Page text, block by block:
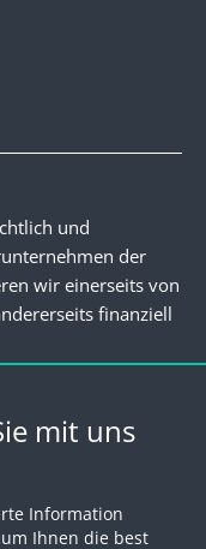
und
der
wir einerseits von
finanziell
mit uns
Information
Ihnen die best